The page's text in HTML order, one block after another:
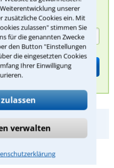
unserer
zusätzliche Cookies ein. Mit
zulassen" stimmen Sie
für die genannten Zwecke
den Button "Einstellungen
die eingesetzten Cookies
Ihrer Einwilligung
verwalten
und welche
Überblick